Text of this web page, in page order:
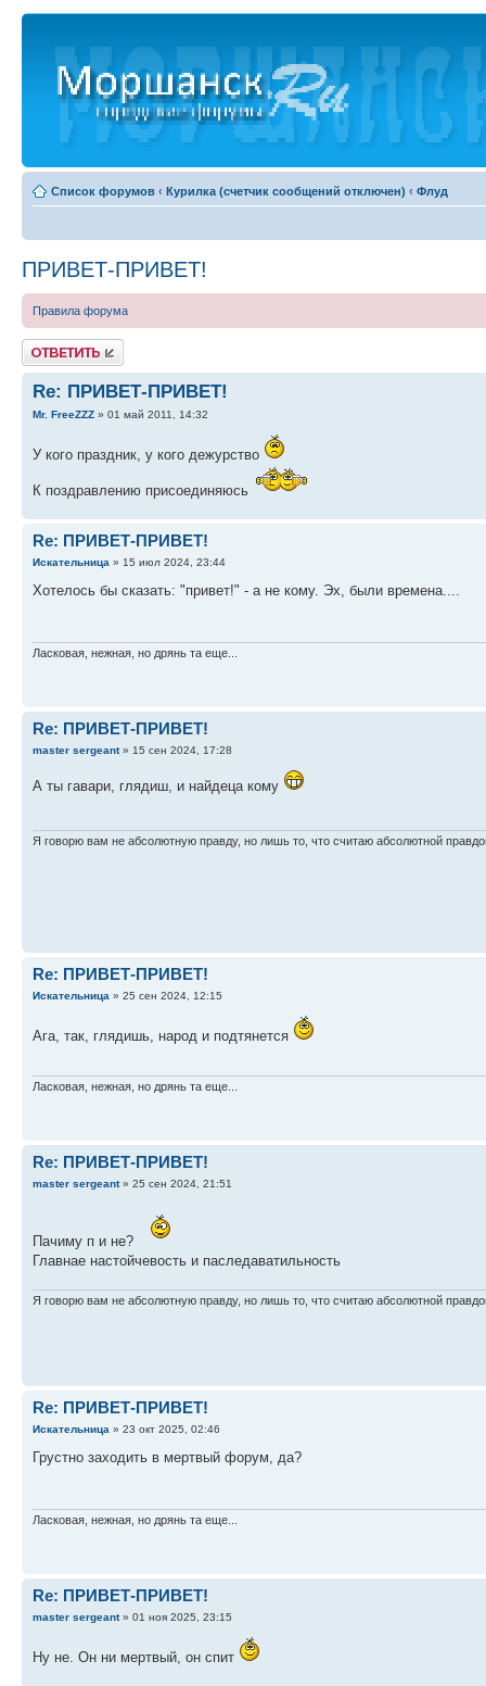
Список форумов ‹ Курилка (счетчик сообщений отключен) ‹ Флуд
ПРИВЕТ-ПРИВЕТ!
Правила форума
Ответить
Re: ПРИВЕТ-ПРИВЕТ!
Mr. FreeZZZ » 01 май 2011, 14:32
У кого праздник, у кого дежурство
К поздравлению присоединяюсь
Re: ПРИВЕТ-ПРИВЕТ!
Искательница » 15 июл 2024, 23:44
Хотелось бы сказать: "привет!" - а не кому. Эх, были времена....
Ласковая, нежная, но дрянь та еще...
Re: ПРИВЕТ-ПРИВЕТ!
master sergeant» 15 сен 2024, 17:28
А ты гавари, глядиш, и найдеца кому
Я говорю вам не абсолютную правду, но лишь то, что считаю абсолютной
Re: ПРИВЕТ-ПРИВЕТ!
Искательница » 25 сен 2024, 12:15
Ага, так, глядишь, народ и подтянется
Ласковая, нежная, но дрянь та еще...
Re: ПРИВЕТ-ПРИВЕТ!
master sergeant» 25 сен 2024, 21:51
Пачиму п и не?
Главнае настойчевость и паследаватильность
Я говорю вам не абсолютную правду, но лишь то, что считаю абсолютной
Re: ПРИВЕТ-ПРИВЕТ!
Искательница » 23 окт 2025, 02:46
Грустно заходить в мертвый форум, да?
Ласковая, нежная, но дрянь та еще...
Re: ПРИВЕТ-ПРИВЕТ!
master sergeant» 01 ноя 2025, 23:15
Ну не. Он ни мертвый, он спит